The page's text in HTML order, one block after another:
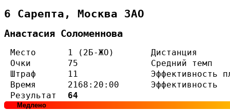
6 Сарепта, Москва ЗАО
Анастасия Соломеннова
Место 1 (2Б-ЖО)
Дистанция
Очки
75
Средний темп
Штраф
11
Эффективность
Время
2168:20:00
Эффективность
Результат
64
Медлено